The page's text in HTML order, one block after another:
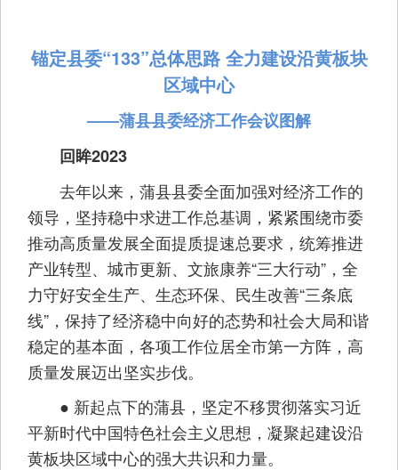
锚定县委“133”总体思路 全力建设沿黄板块
区域中心
——蒲县县委经济工作会议图解
回眸2023
去年以来，蒲县县委全面加强对经济工作的
领导，坚持稳中求进工作总基调，紧紧围绕市委
推动高质量发展全面提质提速总要求，统筹推进
产业转型、城市更新、文旅康养“三大行动”，全
力守好安全生产、生态环保、民生改善“三条底
线”，保持了经济稳中向好的态势和社会大局和谐
稳定的基本面，各项工作位居全市第一方阵，高
质量发展迈出坚实步伐。
● 新起点下的蒲县，坚定不移贯彻落实习近
平新时代中国特色社会主义思想，凝聚起建设沿
黄板块区域中心的强大共识和力量。